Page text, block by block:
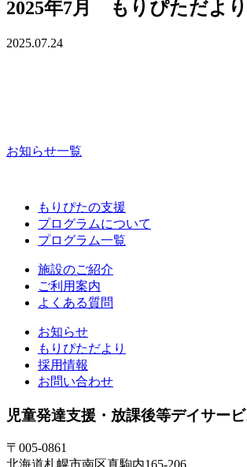
2025年7月 もりぴただより
2025.07.24
お知らせ一覧
もりぴたの支援
プログラムについて
プログラム一覧
施設のご紹介
ご利用案内
よくある質問
お知らせ
もりぴただより
採用情報
お問い合わせ
児童発達支援・放課後等デイサービ
〒005-0861